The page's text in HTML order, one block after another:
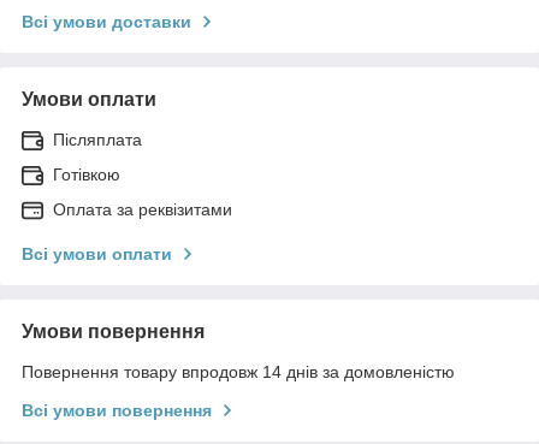
Всі умови доставки
Умови оплати
Післяплата
Готівкою
Оплата за реквізитами
Всі умови оплати
Умови повернення
Повернення товару впродовж 14 днів за домовленістю
Всі умови повернення